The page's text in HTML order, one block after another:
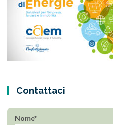
Contattaci
Nome*